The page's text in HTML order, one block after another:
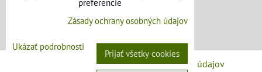
SLEDUJTE NÁS
Facebook
Zásady ochrany osobných údajov
preferencie
Zásady ochrany osobných údajov
Ukázať podrobnosti
Prijať všetky cookies